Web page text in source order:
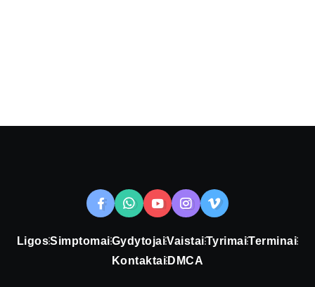
LigosSimptomaiGydytojaiVaistaiTyrimaiTerminai
Kontaktai DMCA